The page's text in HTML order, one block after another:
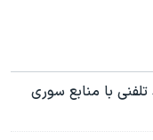
با منابع سوری